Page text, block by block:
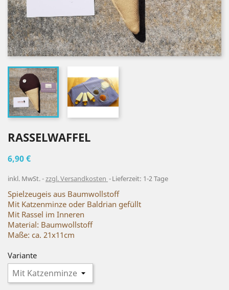
RASSELWAFFEL
6,90 €
inkl. MwSt. zzgl. Versandkosten Lieferzeit: 1-2 Tage
Spielzeugeis aus Baumwollstoff
Mit Katzenminze oder Baldrian gefüllt
Mit Rassel im Inneren
Material: Baumwollstoff
Maße: ca. 21x11cm
Variante